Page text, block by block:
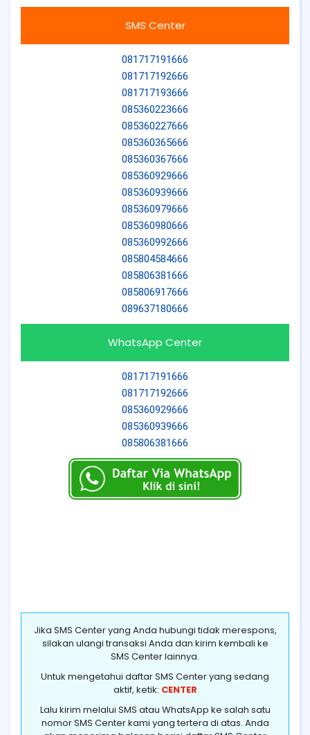
SMS Center
081717191666
081717192666
081717193666
085360223666
085360227666
085360365666
085360367666
085360929666
085360939666
085360979666
085360980666
085360992666
085804584666
085806381666
085806917666
089637180666
WhatsApp Center
081717191666
081717192666
085360929666
085360939666
085806381666
Jika SMS Center yang Anda hubungi tidak merespons,
silakan ulangi transaksi Anda dan kirim kembali ke
SMS Center lainnya.
Untuk mengetahui daftar SMS Center yang sedang
aktif, ketik: CENTER
Lalu kirim melalui SMS atau WhatsApp ke salah satu
nomor SMS Center kami yang tertera di atas. Anda